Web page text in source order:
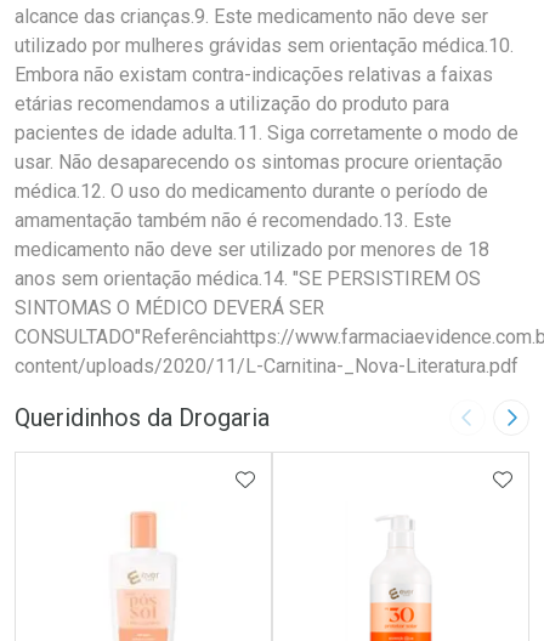
alcance das crianças.9. Este medicamento não deve ser
utilizado por mulheres grávidas sem orientação médica.10.
Embora não existam contra-indicações relativas a faixas
etárias recomendamos a utilização do produto para
pacientes de idade adulta.11. Siga corretamente o modo de
usar. Não desaparecendo os sintomas procure orientação
médica.12. O uso do medicamento durante o período de
amamentação também não é recomendado.13. Este
medicamento não deve ser utilizado por menores de 18
anos sem orientação médica.14. "SE PERSISTIREM OS
SINTOMAS O MÉDICO DEVERÁ SER
CONSULTADO"Referênciahttps://
content/uploads/2020/11/L-Carnitina-_Nova-Literatura.pdf
Queridinhos da Drogaria Imagem
ADICIONAR AOS FAVORITOS